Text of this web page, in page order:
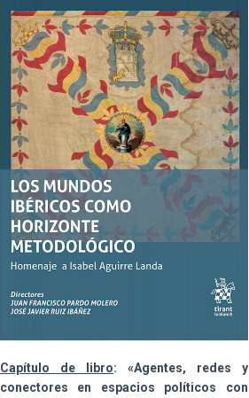
Capítulo de libro: «Agentes, redes y
conectores en espacios políticos con